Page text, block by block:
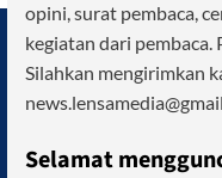
opini, surat pembaca,
kegiatan dari pembaca.
Silahkan mengirimkan
Selamat